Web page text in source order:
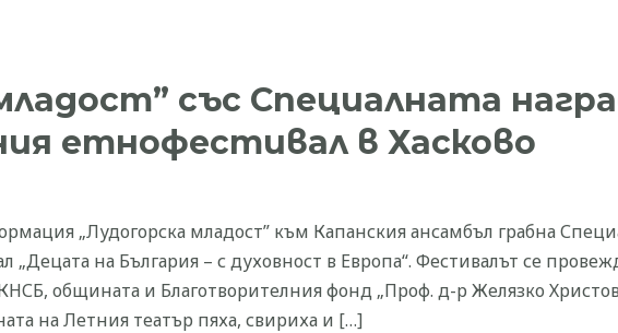
със Специалната
етнофестивал в Хасково
„Лудогорска младост” към Капанския ансамбъл грабна
на България – с духовност в Европа“. Фестивалът се
общината и Благотворителния фонд „Проф. д-р Желязко
на Летния театър пяха, свириха и […]